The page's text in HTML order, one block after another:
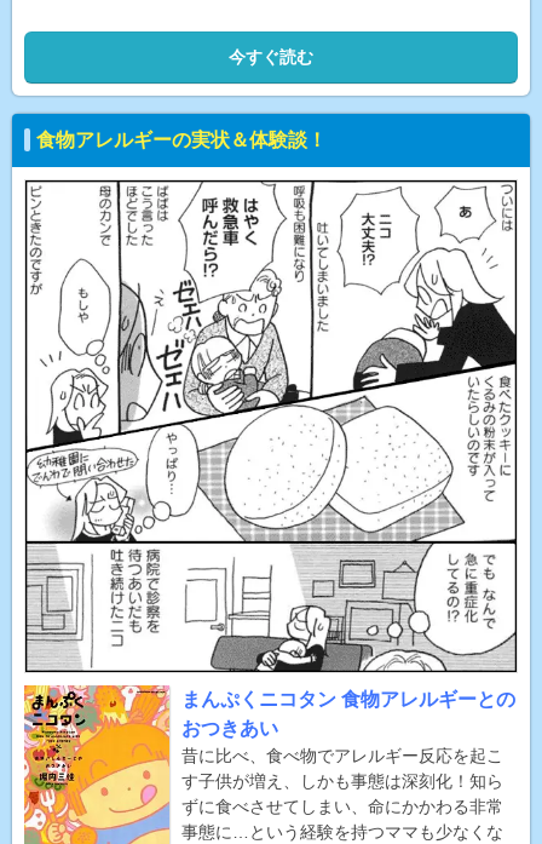
今すぐ読む
食物アレルギーの実状＆体験談！
まんぷくニコタン 食物アレルギーとの
おつきあい
昔に比べ、食べ物でアレルギー反応を起こ
す子供が増え、しかも事態は深刻化！知ら
ずに食べさせてしまい、命にかかわる非常
事態に…という経験を持つママも少なくな